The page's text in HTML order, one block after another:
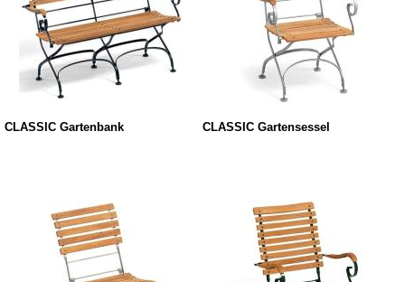
CLASSIC Gartenbank CLASSIC Gartensessel